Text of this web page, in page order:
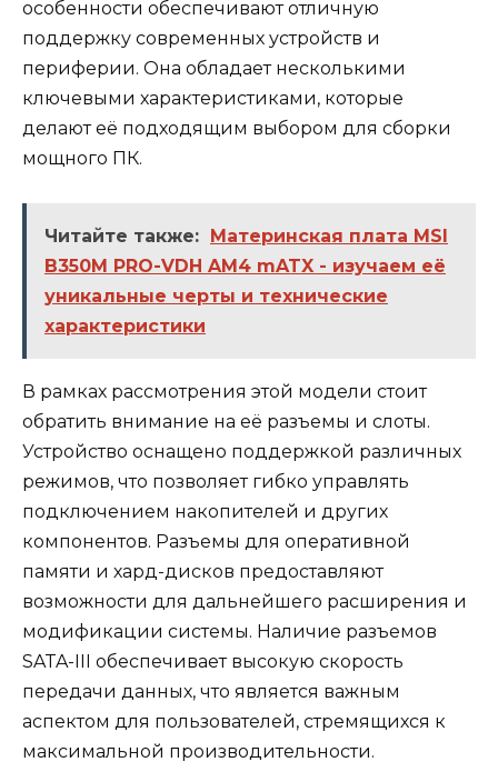
особенности обеспечивают отличную
поддержку современных устройств и
периферии. Она обладает несколькими
ключевыми характеристиками, которые
делают её подходящим выбором для сборки
мощного ПК.
Читайте также:
Материнская плата MSI
B350M PRO-VDH AM4 mATX - изучаем её
уникальные черты и технические
характеристики
В рамках рассмотрения этой модели стоит
обратить внимание на её разъемы и слоты.
Устройство оснащено поддержкой различных
режимов, что позволяет гибко управлять
подключением накопителей и других
компонентов. Разъемы для оперативной
памяти и хард-дисков предоставляют
возможности для дальнейшего расширения и
модификации системы. Наличие разъемов
SATA-III обеспечивает высокую скорость
передачи данных, что является важным
аспектом для пользователей, стремящихся к
максимальной производительности.